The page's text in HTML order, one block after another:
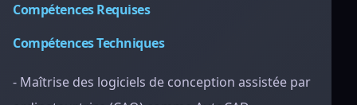
Compétences Requises
Compétences Techniques
- Maîtrise des logiciels de conception assistée par